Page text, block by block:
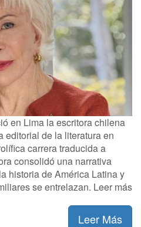
en Lima la escritora chilena
editorial de la literatura en
carrera traducida a
consolidó una narrativa
historia de América Latina y
se entrelazan. Leer más
Leer Más